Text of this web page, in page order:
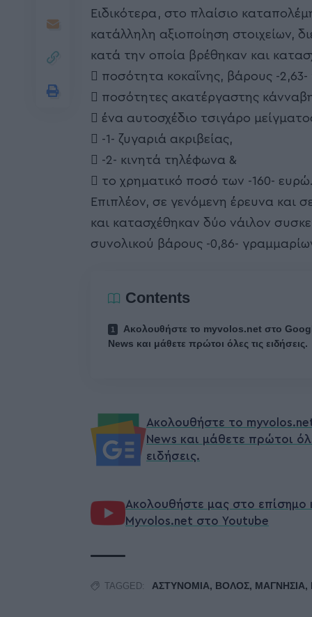
Ειδικότερα, στο πλαίσιο
κατάλληλη αξιοποίηση στοιχείων,
κατά την οποία βρέθηκαν και
 ποσότητα κοκαΐνης, βάρους -
 ποσότητες ακατέργαστης
 ένα αυτοσχέδιο τσιγάρο
 -1- ζυγαριά ακριβείας,
 -2- κινητά τηλέφωνα &
 το χρηματικό ποσό των -160- ευρώ.
Επιπλέον, σε γενόμενη έρευνα και
και κατασχέθηκαν δύο νάιλον
συνολικού βάρους -0,86-
Contents
Ακολουθήστε το myvolos.net στο
News και μάθετε πρώτοι όλες τις ειδήσεις.
Ακολουθήστε το
News και μάθετε πρώτοι
ειδήσεις.
Ακολουθήστε μας στο επίσημο
Myvolos.net στο Youtube
TAGGED: ΑΣΤΥΝΟΜΙΑ, ΒΟΛΟΣ, ΜΑΓΝΗΣΙΑ,